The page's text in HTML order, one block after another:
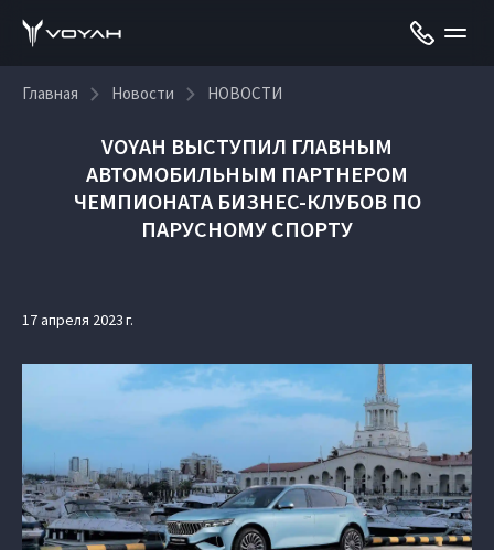
Главная Новости НОВОСТИ
VOYAH ВЫСТУПИЛ ГЛАВНЫМ
АВТОМОБИЛЬНЫМ ПАРТНЕРОМ
ЧЕМПИОНАТА БИЗНЕС-КЛУБОВ ПО
ПАРУСНОМУ СПОРТУ
17 апреля 2023 г.